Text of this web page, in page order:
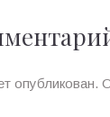
опубликован.